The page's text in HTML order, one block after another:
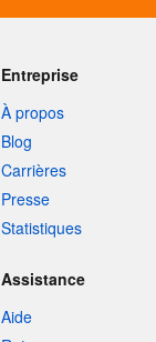
Entreprise
À propos
Blog
Carrières
Presse
Statistiques
Assistance
Aide